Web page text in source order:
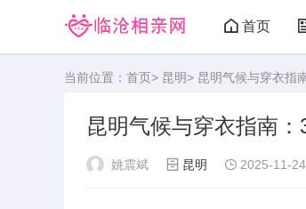
首页
当前位置： 首页> 昆明> 昆明气候与穿衣指
昆明气候与穿衣指南
姚震斌 昆明 2025-11-